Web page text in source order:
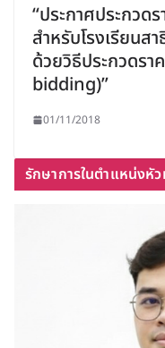
“ประกาศประกวด
สำหรับโรงเรียนส
ด้วยวิธีประกวดรา
bidding)”
01/11/2018
รักษาการในตำแหน่งหั